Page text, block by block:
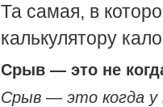
Та самая, в
калькулятору
Срыв — это не
Срыв — это когда у